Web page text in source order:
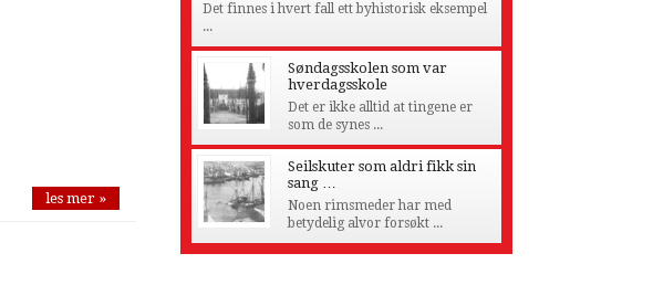
les mer »
Det finnes i hvert fall ett byhistorisk eksempel
...
Søndagsskolen som var
hverdagsskole
Det er ikke alltid at tingene er
som de synes ...
Seilskuter som aldri fikk sin
sang …
Noen rimsmeder har med
betydelig alvor forsøkt ...